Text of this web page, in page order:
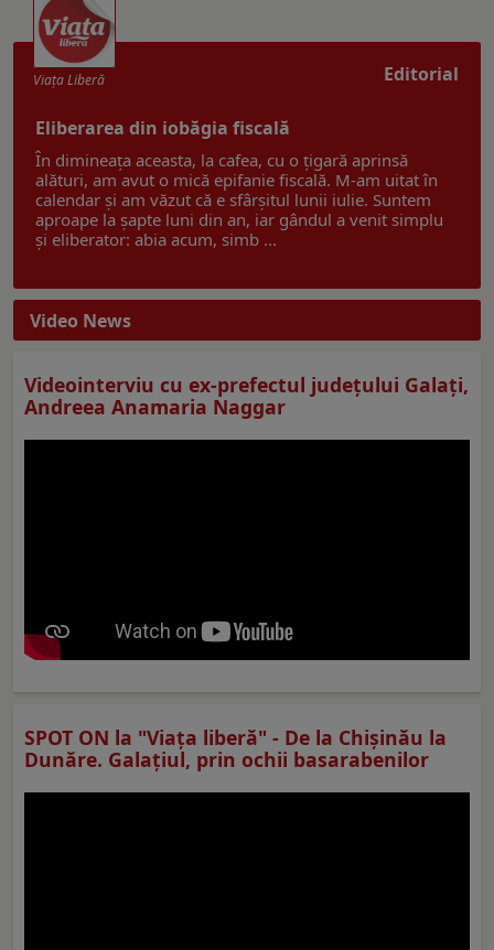
Editorial
Viaţa Liberă
Eliberarea din iobăgia fiscală
În dimineața aceasta, la cafea, cu o țigară aprinsă
alături, am avut o mică epifanie fiscală. M-am uitat în
calendar și am văzut că e sfârșitul lunii iulie. Suntem
aproape la șapte luni din an, iar gândul a venit simplu
și eliberator: abia acum, simb ...
Video News
Videointerviu cu ex-prefectul judeţului Galaţi,
Andreea Anamaria Naggar
SPOT ON la "Viaţa liberă" - De la Chișinău la
Dunăre. Galațiul, prin ochii basarabenilor